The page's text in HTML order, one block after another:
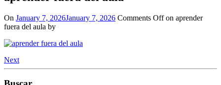
On January 7, 2026January 7, 2026 Comments Offon aprender
fuera del aula by
Next